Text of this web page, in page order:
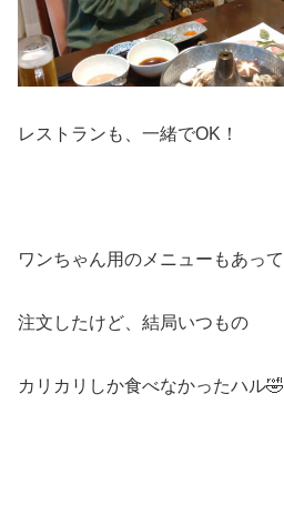
レストランも、一緒でOK！
ワンちゃん用のメニューもあって
注文したけど、結局いつもの
カリカリしか食べなかったハル🤣